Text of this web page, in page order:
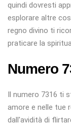
quindi dovresti
esplorare altre
regno divino ti
praticare la
Numero
Il numero 7316 ti
amore e nelle tue
dall'avidità di